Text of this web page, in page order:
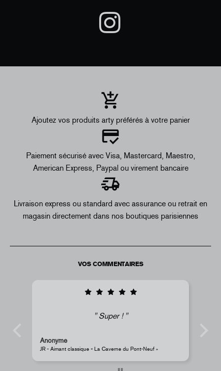
Ajoutez vos produits arty préférés à votre panier
Paiement sécurisé avec Visa, Mastercard, Maestro,
American Express, Paypal ou virement bancaire
Livraison express ou standard avec assurance ou retrait en
magasin directement dans nos boutiques parisiennes
VOS COMMENTAIRES
Super !
Anonyme
JR - Aimant classique « La Caverne du Pont-Neuf »